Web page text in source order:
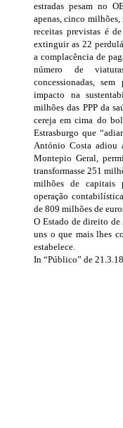
estradas pesam no
apenas, cinco
receitas previstas é
extinguir as 22
a complacência de
número de
concessionadas,
impacto na
milhões das PPP da
cereja em cima do
Estrasburgo que
António Costa adiou
Montepio Geral,
transformasse 251
milhões de capitais
operação
de 809 milhões de
O Estado de direito de
uns o que mais lhes
estabelece.
In “Público” de 21.3.18